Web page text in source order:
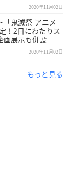
2020年11月02日
「鬼滅祭-アニメ
！2日にわたりス
画展示も併設
2020年11月02日
もっと見る